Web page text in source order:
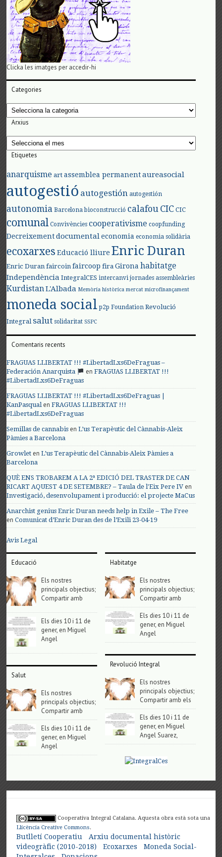
Clicka les imatges per accedir-hi
Categories
Categories
Arxius
Arxius
Etiquetes
anarquisme art assemblea permanent aureasocial
autogestió autogestión autogestión
autonomia Barcelona bioconstrucció calafouCIC CIC
comunal Convivències cooperativisme coopfunding
Decreixement documental economia economia solidària
ecoxarxes Educació lliure Enric Duran
Enric Duran faircoin faircoop fira Girona habitatge
Independència IntegralCES intercanvi jornades assembleàries
KurdistanL'Albada Memòria històrica mercat microfinançament
moneda social p2p Foundation Revolució
Integral salut solidaritat SSPC
Comentaris recents
FRAGUAS LLIBERTAT !!! #LibertadLxs6DeFraguas –
Federación Anarquista
enFRAGUAS LLIBERTAT !!!
#LibertadLxs6DeFraguas
FRAGUAS LLIBERTAT !!! #LibertadLxs6DeFraguas |
KanPasqualenFRAGUAS LLIBERTAT !!!
#LibertadLxs6DeFraguas
Semillas de cannabis enL’us Terapèutic del Cànnabis-Aleix
Pàmies a Barcelona
Growlet enL’us Terapèutic del Cànnabis-Aleix Pàmies a
Barcelona
QUÈ ENS TROBAREM A LA 2ª EDICIÓ DEL TRASTER DE CAN
RICART AQUEST 4 DE SETEMBRE? – Taula de l'Eix Pere IV en
Investigació, desenvolupament i producció: el projecte MaCus
Anarchist genius Enric Duran needs help in Exile – The Free
enComunicat d’Enric Duran des de l’Exili 23-04-19
Avis Legal
Educació
Els nostres
principals objectius;
Compartir amb
Els dies 10 i 11 de
gener, en Miguel
Angel
Salut
Els nostres
principals objectius;
Compartir amb
Els dies 10 i 11 de
gener, en Miguel
Angel
Habitatge
Els nostres
principals objectius;
Compartir amb
Els dies 10 i 11 de
gener, en Miguel
Angel
Revolució Integral
Els nostres
principals objectius;
Compartir amb els
Els dies 10 i 11 de
gener, en Miguel
Angel Suarez,
Cooperativa Integral Catalana. Aquesta obra està sota una
Llicència Creative Commons.
Butlletí Cooperatiu
Arxiu documental històric
videogràfic (2010-2018)
Ecoxarxes
Moneda Social-